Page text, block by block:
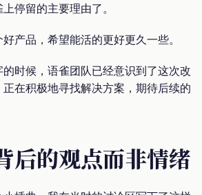
停留的主要理由了。
产品，希望能活的更好更久一些。
时候，语雀团队已经意识到了这次改
在积极地寻找解决方案，期待后续的
后的观点而非情绪